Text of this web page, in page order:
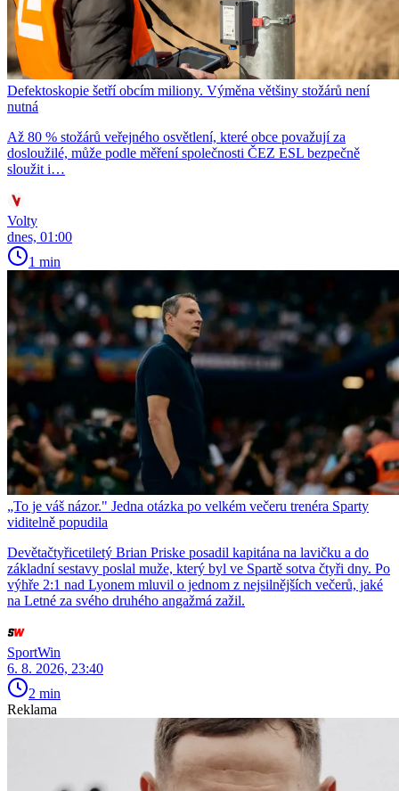
Defektoskopie šetří obcím miliony. Výměna většiny stožárů není
nutná
Až 80 % stožárů veřejného osvětlení, které obce považují za
dosloužilé, může podle měření společnosti ČEZ ESL bezpečně
sloužit i…
Volty
dnes, 01:00
1 min
„To je váš názor." Jedna otázka po velkém večeru trenéra Sparty
viditelně popudila
Devětačtyřicetiletý Brian Priske posadil kapitána na lavičku a do
základní sestavy poslal muže, který byl ve Spartě sotva čtyři dny. Po
výhře 2:1 nad Lyonem mluvil o jednom z nejsilnějších večerů, jaké
na Letné za svého druhého angažmá zažil.
SportWin
6. 8. 2026, 23:40
2 min
Reklama